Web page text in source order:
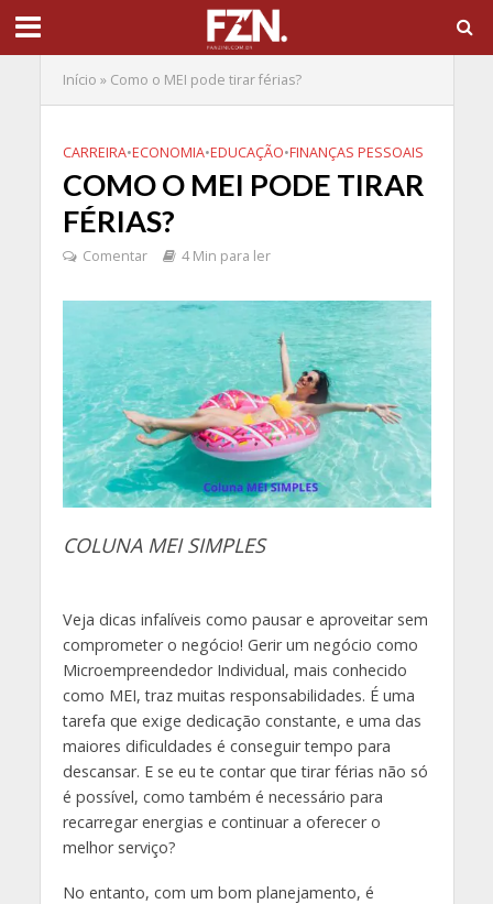
Início » Como o MEI pode tirar férias?
CARREIRA•ECONOMIA•EDUCAÇÃO•FINANÇAS PESSOAIS
COMO O MEI PODE TIRAR
FÉRIAS?
Comentar 4 Min para ler
COLUNA MEI SIMPLES
Veja dicas infalíveis como pausar e aproveitar sem
comprometer o negócio! Gerir um negócio como
Microempreendedor Individual, mais conhecido
como MEI, traz muitas responsabilidades. É uma
tarefa que exige dedicação constante, e uma das
maiores dificuldades é conseguir tempo para
descansar. E se eu te contar que tirar férias não só
é possível, como também é necessário para
recarregar energias e continuar a oferecer o
melhor serviço?
No entanto, com um bom planejamento, é